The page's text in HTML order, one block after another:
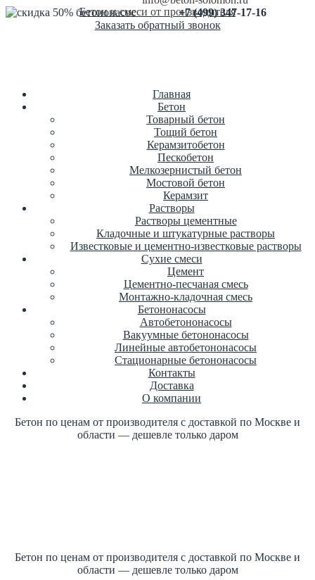
Бетон и смеси от производителя
+7 (499) 347-17-16
Заказать обратный звонок
Главная
Бетон
Товарный бетон
Тощий бетон
Керамзитобетон
Пескобетон
Мелкозернистый бетон
Мостовой бетон
Керамзит
Растворы
Растворы цементные
Кладочные и штукатурные растворы
Известковые и цементно-известковые растворы
Сухие смеси
Цемент
Цементно-песчаная смесь
Монтажно-кладочная смесь
Бетононасосы
Автобетононасосы
Вакуумные бетононасосы
Линейные автобетононасосы
Стационарные бетононасосы
Контакты
Доставка
О компании
Бетон по ценам от производителя с доставкой по Москве и
области — дешевле только даром
Бетон по ценам от производителя с доставкой по Москве и
области — дешевле только даром